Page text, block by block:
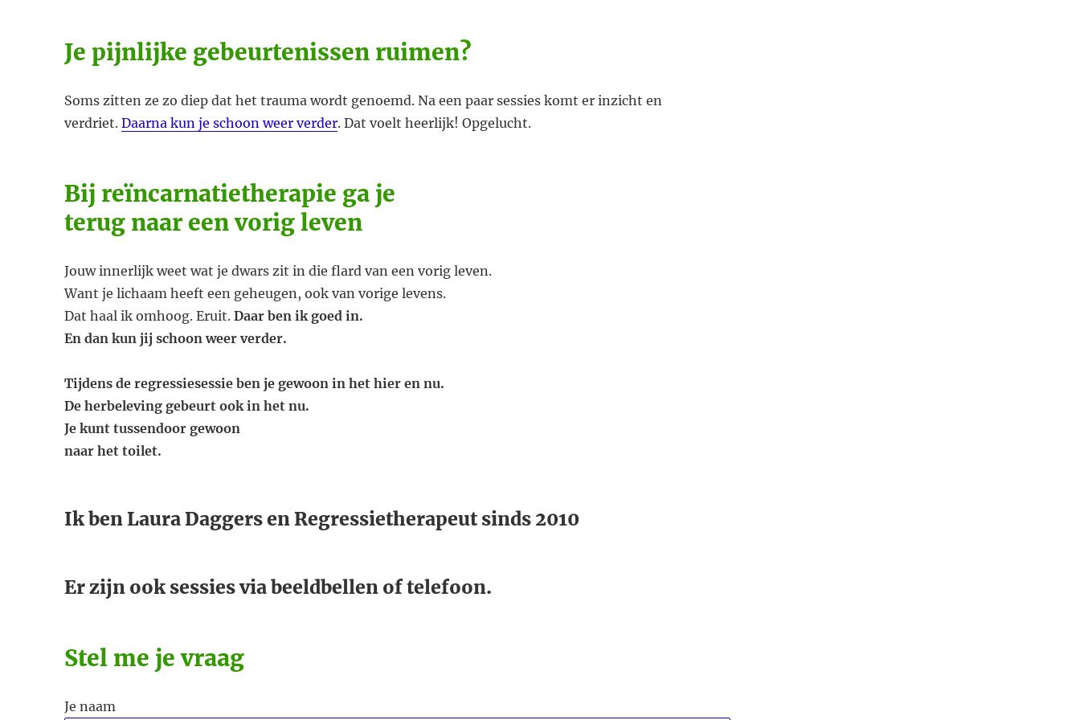
Je pijnlijke gebeurtenissen ruimen?
Soms zitten ze zo diep dat het trauma wordt genoemd. Na een paar sessies komt er inzicht en
verdriet.Daarna kun je schoon weer verder. Dat voelt heerlijk! Opgelucht.
Bij reïncarnatietherapie ga je
terug naar een vorig leven
Jouw innerlijk weet wat je dwars zit in die flard van een vorig leven.
Want je lichaam heeft een geheugen, ook van vorige levens.
Dat haal ik omhoog. Eruit.Daar ben ik goed in.
En dan kun jij schoon weer verder.
Tijdens de regressiesessie ben je gewoon in het hier en nu.
De herbeleving gebeurt ook in het nu.
Je kunt tussendoor gewoon
naar het toilet.
Ik ben Laura Daggers en Regressietherapeut sinds 2010
Er zijn ook sessies via beeldbellen of telefoon.
Stel me je vraag
Je naam